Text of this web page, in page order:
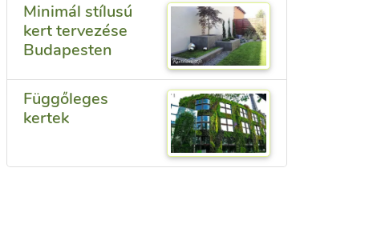
Minimál stílusú
kert tervezése
Budapesten
Függőleges
kertek